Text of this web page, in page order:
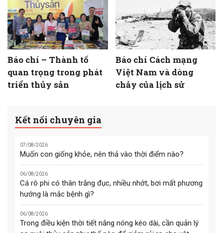
Báo chí – Thành tố
quan trọng trong phát
triển thủy sản
Báo chí Cách mạng
Việt Nam và dòng
chảy của lịch sử
Kết nối chuyên gia
07/08/2026
Muốn con giống khỏe, nên thả vào thời điểm nào?
06/08/2026
Cá rô phi có thân trắng đục, nhiều nhớt, bơi mất phương
hướng là mắc bệnh gì?
06/08/2026
Trong điều kiện thời tiết nắng nóng kéo dài, cần quản lý